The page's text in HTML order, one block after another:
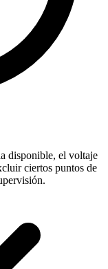
disponible, el voltaje
ciertos puntos de